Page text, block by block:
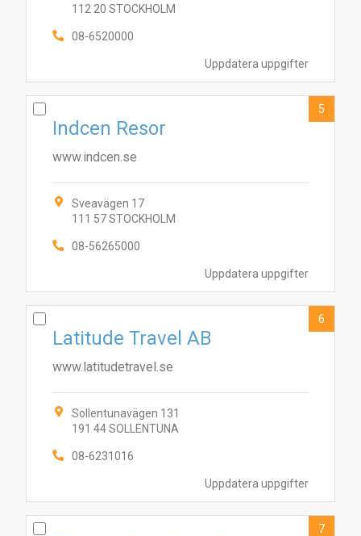
Uppdatera uppgifter
112 20 STOCKHOLM
08-6520000
Uppdatera uppgifter
Indcen Resor
www.indcen.se
Sveavägen 17
111 57 STOCKHOLM
08-56265000
5
Uppdatera uppgifter
Latitude Travel AB
www.latitudetravel.se
Sollentunavägen 131
191 44 SOLLENTUNA
08-6231016
6
7